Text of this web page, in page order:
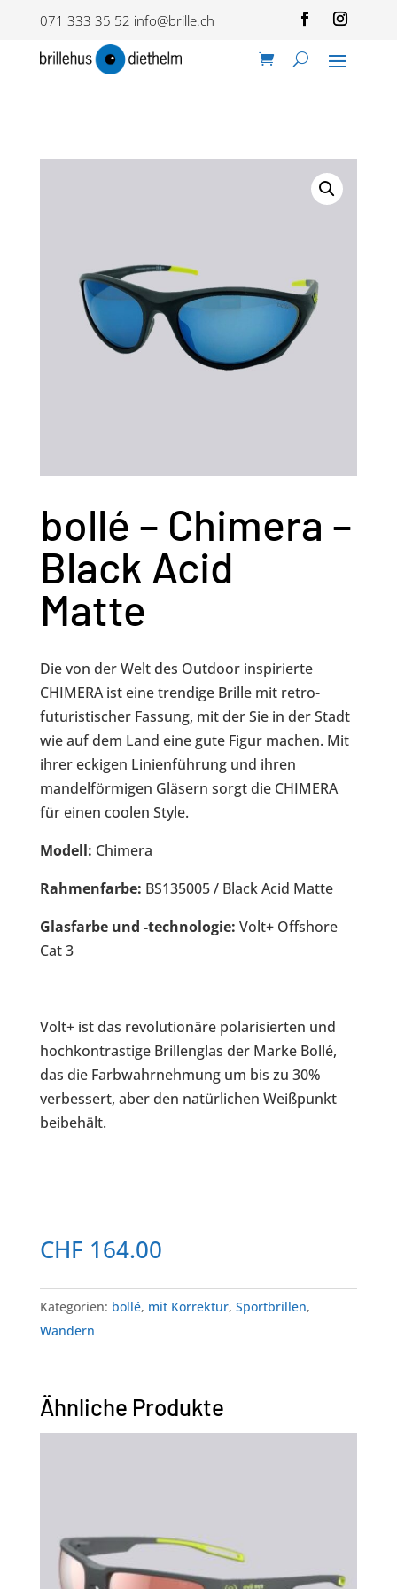
071 333 35 52 info@brille.ch
bollé – Chimera –
Black Acid
Matte
Die von der Welt des Outdoor inspirierte
CHIMERA ist eine trendige Brille mit retro-
futuristischer Fassung, mit der Sie in der Stadt
wie auf dem Land eine gute Figur machen. Mit
ihrer eckigen Linienführung und ihren
mandelförmigen Gläsern sorgt die CHIMERA
für einen coolen Style.
Modell: Chimera
Rahmenfarbe: BS135005 / Black Acid Matte
Glasfarbe und -technologie: Volt+ Offshore
Cat 3
Volt+ ist das revolutionäre polarisierten und
hochkontrastige Brillenglas der Marke Bollé,
das die Farbwahrnehmung um bis zu 30%
verbessert, aber den natürlichen Weißpunkt
beibehält.
CHF 164.00
Kategorien: bollé, mit Korrektur, Sportbrillen,
Wandern
Ähnliche Produkte